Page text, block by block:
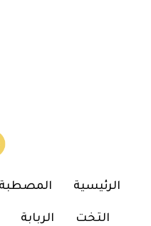
الرئيسية المصطبة
التخت الربابة